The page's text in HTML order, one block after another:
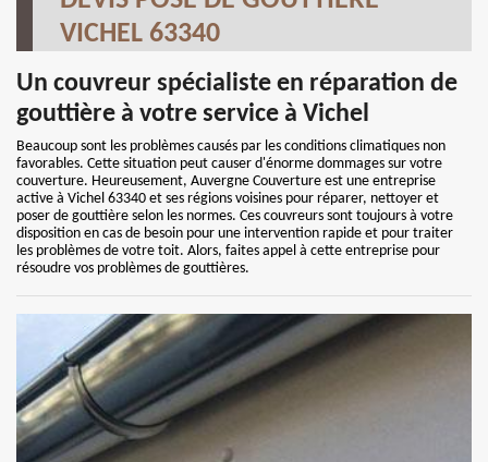
VICHEL 63340
Un couvreur spécialiste en réparation de
gouttière à votre service à Vichel
Beaucoup sont les problèmes causés par les conditions climatiques non
favorables. Cette situation peut causer d'énorme dommages sur votre
couverture. Heureusement, Auvergne Couverture est une entreprise
active à Vichel 63340 et ses régions voisines pour réparer, nettoyer et
poser de gouttière selon les normes. Ces couvreurs sont toujours à votre
disposition en cas de besoin pour une intervention rapide et pour traiter
les problèmes de votre toit. Alors, faites appel à cette entreprise pour
résoudre vos problèmes de gouttières.